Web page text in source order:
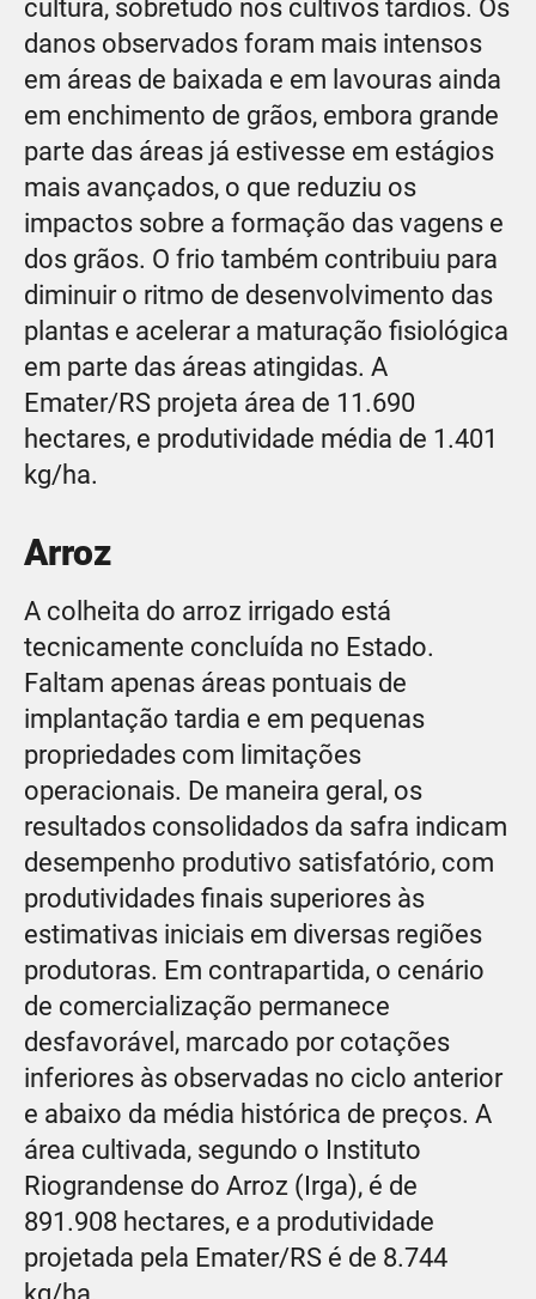
cultura, sobretudo nos cultivos tardios. Os
danos observados foram mais intensos
em áreas de baixada e em lavouras ainda
em enchimento de grãos, embora grande
parte das áreas já estivesse em estágios
mais avançados, o que reduziu os
impactos sobre a formação das vagens e
dos grãos. O frio também contribuiu para
diminuir o ritmo de desenvolvimento das
plantas e acelerar a maturação fisiológica
em parte das áreas atingidas. A
Emater/RS projeta área de 11.690
hectares, e produtividade média de 1.401
kg/ha.
Arroz
A colheita do arroz irrigado está
tecnicamente concluída no Estado.
Faltam apenas áreas pontuais de
implantação tardia e em pequenas
propriedades com limitações
operacionais. De maneira geral, os
resultados consolidados da safra indicam
desempenho produtivo satisfatório, com
produtividades finais superiores às
estimativas iniciais em diversas regiões
produtoras. Em contrapartida, o cenário
de comercialização permanece
desfavorável, marcado por cotações
inferiores às observadas no ciclo anterior
e abaixo da média histórica de preços. A
área cultivada, segundo o Instituto
Riograndense do Arroz (Irga), é de
891.908 hectares, e a produtividade
projetada pela Emater/RS é de 8.744